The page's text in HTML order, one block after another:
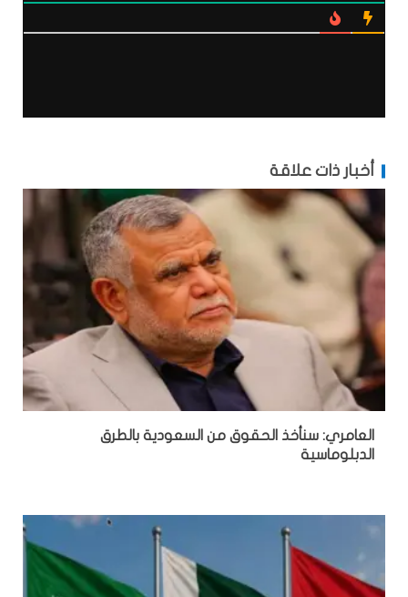
أخبار ذات علاقة
العامري: سنأخذ الحقوق من السعودية بالطرق
الدبلوماسية